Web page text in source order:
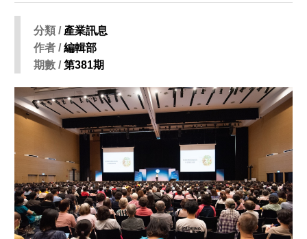
分類 / 產業訊息
作者 /編輯部
期數 /第381期